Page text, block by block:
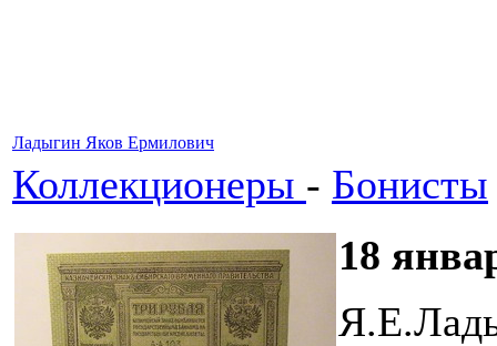
Ладыгин Яков Ермилович
Коллекционеры - Бонисты
18